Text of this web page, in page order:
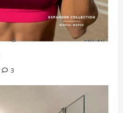
3